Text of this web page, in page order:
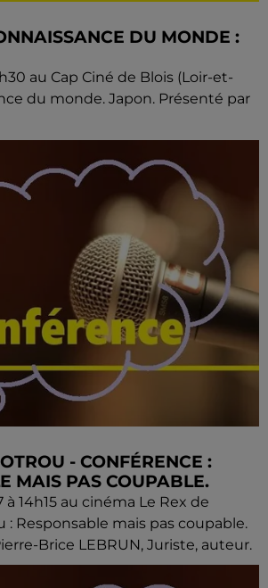
DU MONDE :
au Cap Ciné de Blois (Loir-et-
du monde. Japon. Présenté par
- CONFÉRENCE :
MAIS PAS COUPABLE.
14h15 au cinéma Le Rex de
Responsable mais pas coupable.
Brice LEBRUN, Juriste, auteur.